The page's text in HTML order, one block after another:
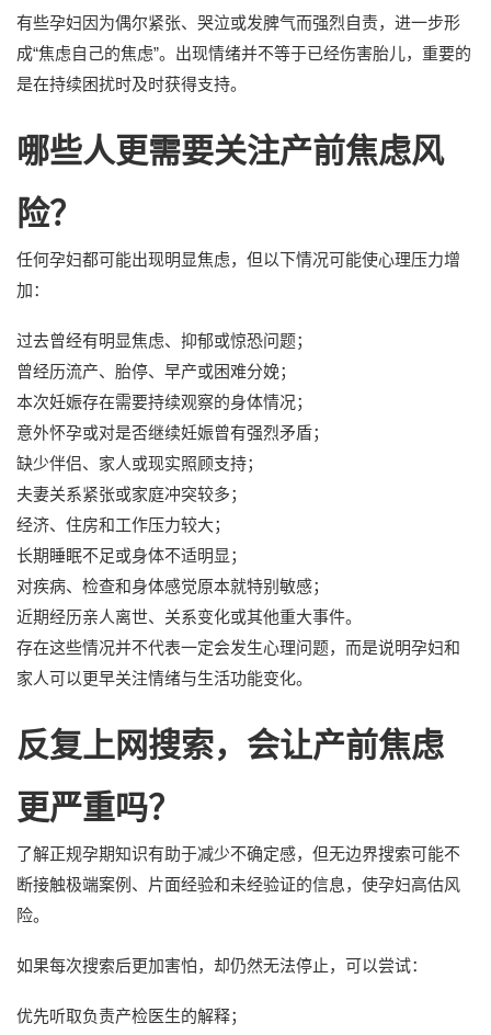
有些孕妇因为偶尔紧张、哭泣或发脾气而强烈自责，进一步形
成“焦虑自己的焦虑”。出现情绪并不等于已经伤害胎儿，重要的
是在持续困扰时及时获得支持。
哪些人更需要关注产前焦虑风
险？
任何孕妇都可能出现明显焦虑，但以下情况可能使心理压力增
加：
过去曾经有明显焦虑、抑郁或惊恐问题；
曾经历流产、胎停、早产或困难分娩；
本次妊娠存在需要持续观察的身体情况；
意外怀孕或对是否继续妊娠曾有强烈矛盾；
缺少伴侣、家人或现实照顾支持；
夫妻关系紧张或家庭冲突较多；
经济、住房和工作压力较大；
长期睡眠不足或身体不适明显；
对疾病、检查和身体感觉原本就特别敏感；
近期经历亲人离世、关系变化或其他重大事件。
存在这些情况并不代表一定会发生心理问题，而是说明孕妇和
家人可以更早关注情绪与生活功能变化。
反复上网搜索，会让产前焦虑
更严重吗？
了解正规孕期知识有助于减少不确定感，但无边界搜索可能不
断接触极端案例、片面经验和未经验证的信息，使孕妇高估风
险。
如果每次搜索后更加害怕，却仍然无法停止，可以尝试：
优先听取负责产检医生的解释；